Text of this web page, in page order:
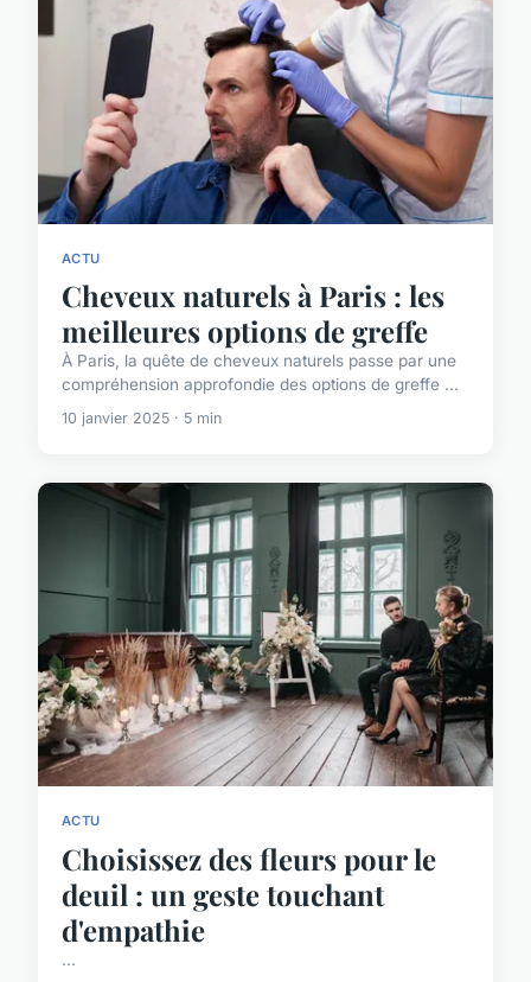
ACTU
Cheveux naturels à Paris : les
meilleures options de greffe
À Paris, la quête de cheveux naturels passe par une
compréhension approfondie des options de greffe ...
10 janvier 2025 · 5 min
ACTU
Choisissez des fleurs pour le
deuil : un geste touchant
d'empathie
...